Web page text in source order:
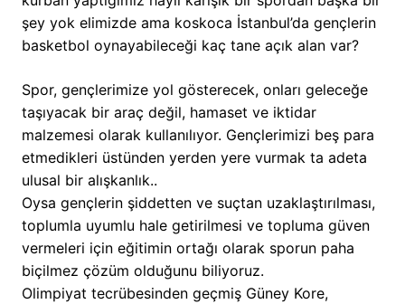
şey yok elimizde ama koskoca İstanbul’da gençlerin
basketbol oynayabileceği kaç tane açık alan var?
Spor, gençlerimize yol gösterecek, onları geleceğe
taşıyacak bir araç değil, hamaset ve iktidar
malzemesi olarak kullanılıyor. Gençlerimizi beş para
etmedikleri üstünden yerden yere vurmak ta adeta
ulusal bir alışkanlık..
Oysa gençlerin şiddetten ve suçtan uzaklaştırılması,
toplumla uyumlu hale getirilmesi ve topluma güven
vermeleri için eğitimin ortağı olarak sporun paha
biçilmez çözüm olduğunu biliyoruz.
Olimpiyat tecrübesinden geçmiş Güney Kore,